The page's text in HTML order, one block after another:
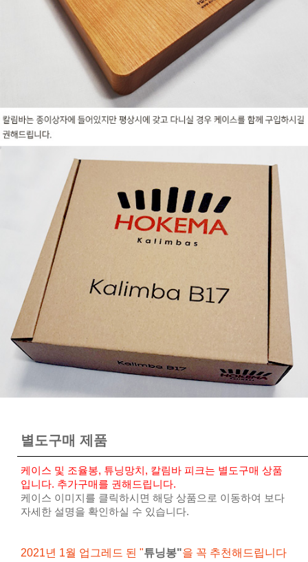
별도구매 제품
케이스 및 조율봉, 튜닝망치, 칼림바 피크는 별도구매 상품
입니다. 추가구매를 권해드립니다.
케이스 이미지를 클릭하시면 해당 상품으로 이동하여 보다
자세한 설명을 확인하실 수 있습니다.
2021년 1월 업그레드 된 "튜닝봉"을 꼭 추천해드립니다